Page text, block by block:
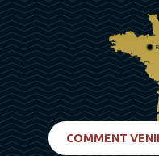
COMMENT